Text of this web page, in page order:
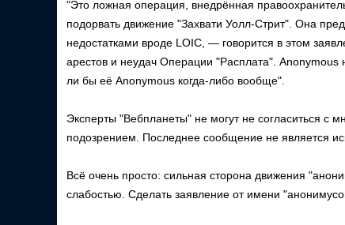
"Это ложная операция, внедрённая
подорвать движение "Захвати Уолл-Стрит". Она
недостатками вроде LOIC, — говорится в этом
арестов и неудач Операции "Расплата".
ли бы её Anonymous когда-либо вообще".
Эксперты "Вебпланеты" не могут не согласиться с
подозрением. Последнее сообщение не является
Всё очень просто: сильная сторона движения
слабостью. Сделать заявление от имени